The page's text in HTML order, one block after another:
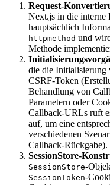
Request-
Next.js in die interne
hauptsächlich
httpmethod und
Methode
die die Initialisierung
CSRF-Token
Behandlung von
Parametern oder
Callback-URLs ruft
auf, um eine
verschiedenen
Callback-Rückgabe).
SessionStore-
SessionStore-
SessionToken-